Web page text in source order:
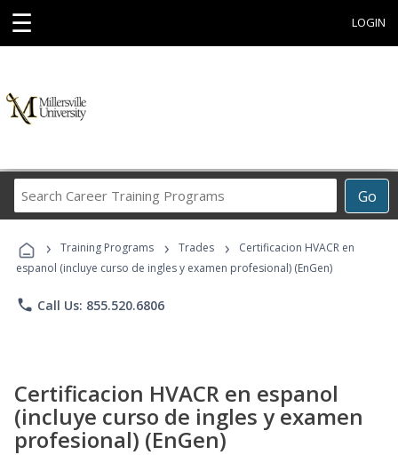
☰ LOGIN
Go
Career
Programs
› Training Programs › Trades ›
Certificacion HVACR en
espanol (incluye curso de ingles y examen profesional) (EnGen)
phone Call Us: 855.520.6806
Certificacion HVACR en espanol
(incluye curso de ingles y examen
profesional) (EnGen)